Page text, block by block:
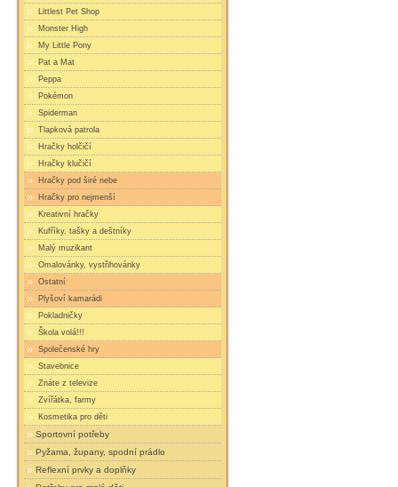
Littlest Pet Shop
Monster High
My Little Pony
Pat a Mat
Peppa
Pokémon
Spiderman
Tlapková patrola
Hračky holčičí
Hračky klučičí
Hračky pod širé nebe
Hračky pro nejmenší
Kreativní hračky
Kufříky, tašky a deštníky
Malý muzikant
Omalovánky, vystřihovánky
Ostatní
Plyšoví kamarádi
Pokladničky
Škola volá!!!
Společenské hry
Stavebnice
Znáte z televize
Zvířátka, farmy
Kosmetika pro děti
Sportovní potřeby
Pyžama, župany, spodní prádlo
Reflexní prvky a doplňky